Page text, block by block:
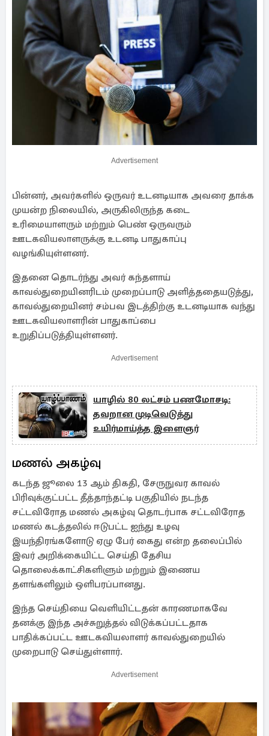
Advertisement
பின்னர், அவர்களில் ஒருவர் உடனடியாக அவரை தாக்க
முயன்ற நிலையில், அருகிலிருந்த கடை
உரிமையாளரும் மற்றும் பெண் ஒருவரும்
ஊடகவியலாளருக்கு உடனடி பாதுகாப்பு
வழங்கியுள்ளனர்.
இதனை தொடர்ந்து அவர் கந்தளாய்
காவல்துறையினரிடம் முறைப்பாடு அளித்ததையடுத்து,
காவல்துறையினர் சம்பவ இடத்திற்கு உடனடியாக வந்து
ஊடகவியலாளரின் பாதுகாப்பை
உறுதிப்படுத்தியுள்ளனர்.
Advertisement
யாழில் 80 லட்சம் பணமோசடி:
தவறான முடிவெடுத்து
உயிர்மாய்த்த இளைஞர்
மணல் அகழ்வு
கடந்த ஜூலை 13 ஆம் திகதி, சேருநுவர காவல்
பிரிவுக்குட்பட்ட தீத்தாந்தட்டி பகுதியில் நடந்த
சட்டவிரோத மணல் அகழ்வு தொடர்பாக சட்டவிரோத
மணல் கடத்தலில் ஈடுபட்ட ஐந்து உழவு
இயந்திரங்களோடு ஏழு பேர் கைது என்ற தலைப்பில்
இவர் அறிக்கையிட்ட செய்தி தேசிய
தொலைக்காட்சிகளிளும் மற்றும் இணைய
தளங்களிலும் ஒளிபரப்பானது.
இந்த செய்தியை வெளியிட்டதன் காரணமாகவே
தனக்கு இந்த அச்சுறுத்தல் விடுக்கப்பட்டதாக
பாதிக்கப்பட்ட ஊடகவியலாளர் காவல்துறையில்
முறைபாடு செய்துள்ளார்.
Advertisement